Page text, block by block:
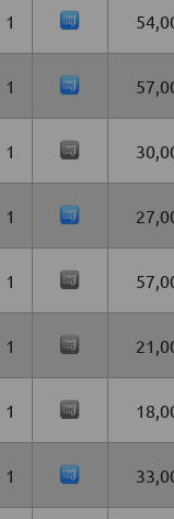
1
1
1
1
1
1
1
1